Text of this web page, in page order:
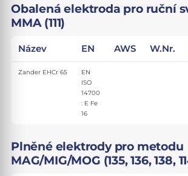
Obalená elektroda pro ruční
MMA (111)
Název EN AWS W.Nr.
Zander EHCr 65
EN
ISO
14700
: E Fe
16
Plněné elektrody pro metodu
MAG/MIG/MOG (135, 136, 138,